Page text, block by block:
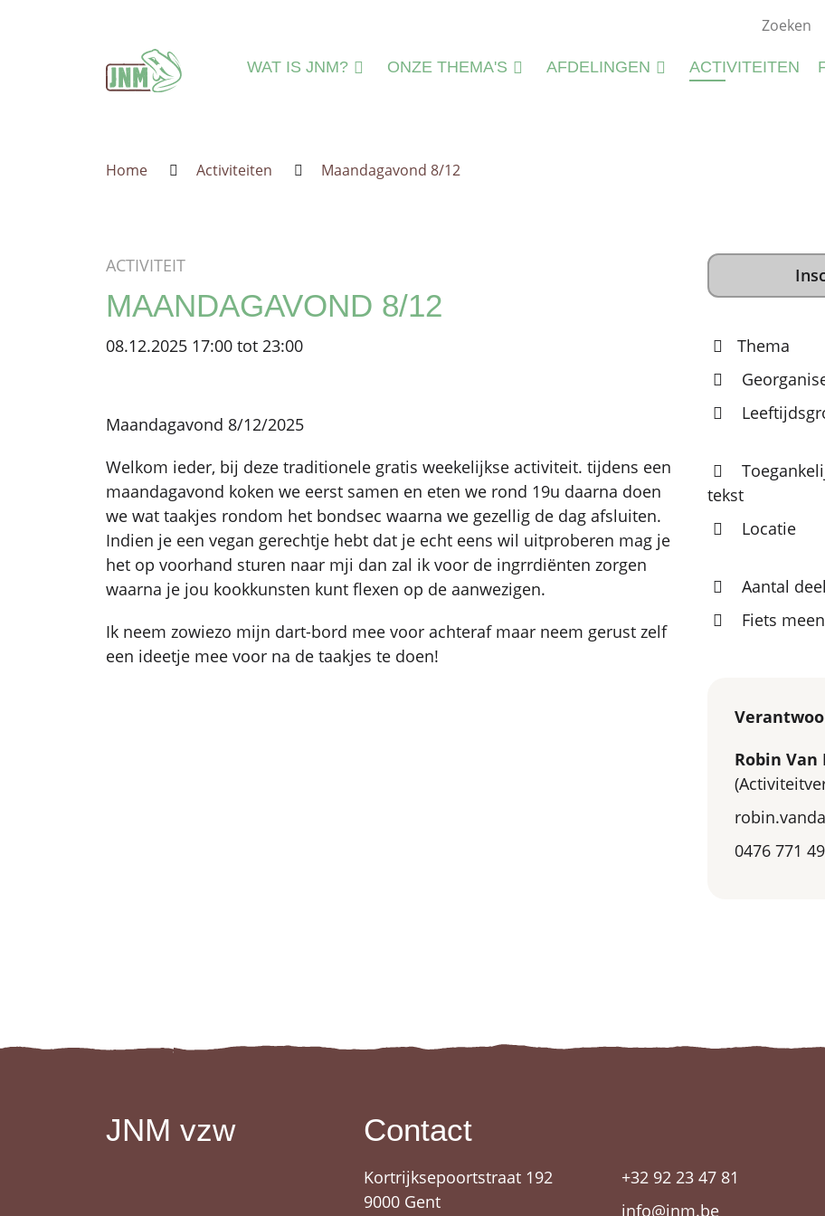
Terug naar de homepage
WAT IS JNM?
LEEFTIJDSGROEPEN
JNM'ER WORDEN
JNM STEUNEN
ONZE THEMA'S AFDELINGEN ACTIVITEITEN
Home Activiteiten Maandagavond 8/12
ACTIVITEIT
MAANDAGAVOND 8/12
08.12.2025 17:00 tot 23:00
Maandagavond 8/12/2025
Welkom ieder, bij deze traditionele gratis weekelijkse activiteit. tijdens een
maandagavond koken we eerst samen en eten we rond 19u daarna doen
we wat taakjes rondom het bondsec waarna we gezellig de dag afsluiten.
Indien je een vegan gerechtje hebt dat je echt eens wil uitproberen mag je
het op voorhand sturen naar mji dan zal ik voor de ingrrdiënten zorgen
waarna je jou kookkunsten kunt flexen op de aanwezigen.
Ik neem zowiezo mijn dart-bord mee voor achteraf maar neem gerust zelf
een ideetje mee voor na de taakjes te doen!
Thema
tekst
Locatie
Aantal
Fiets
Robin Van
0476 771
JNM vzw Contact
Kortrijksepoortstraat 192
9000 Gent
+32 92 23 47 81
info@jnm.be